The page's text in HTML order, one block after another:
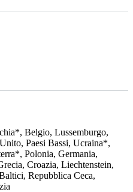
Belgio, Lussemburgo,
Paesi Bassi, Ucraina*,
Polonia, Germania,
Croazia, Liechtenstein,
Repubblica Ceca,